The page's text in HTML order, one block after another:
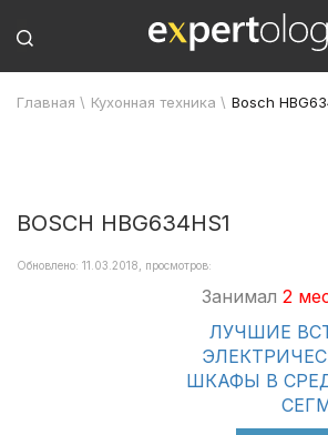
Главная \ Кухонная техника \ Bosch
BOSCH HBG634HS1
Обновлено: 11.03.2018, просмотров:
Занимал 2
ЛУЧШИЕ
ШКАФЫ В